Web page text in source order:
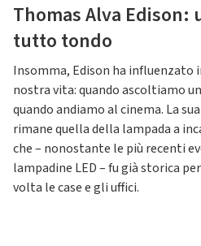
Thomas Alva Edison:
tutto tondo
Insomma, Edison ha influenzato
nostra vita: quando ascoltiamo
quando andiamo al cinema. La
rimane quella della lampada a
che – nonostante le più recenti
lampadine LED – fu già storica
volta le case e gli uffici.